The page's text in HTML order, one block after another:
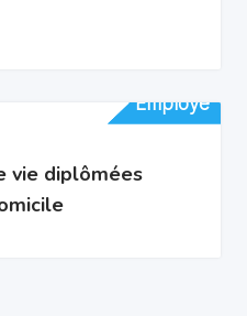
Employé
Employé
vie diplômées